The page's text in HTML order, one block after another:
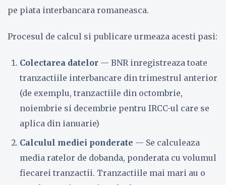
pe piata interbancara romaneasca.
Procesul de calcul si publicare urmeaza acesti pasi:
Colectarea datelor — BNR inregistreaza toate
tranzactiile interbancare din trimestrul anterior
(de exemplu, tranzactiile din octombrie,
noiembrie si decembrie pentru IRCC-ul care se
aplica din ianuarie)
Calculul mediei ponderate — Se calculeaza
media ratelor de dobanda, ponderata cu volumul
fiecarei tranzactii. Tranzactiile mai mari au o